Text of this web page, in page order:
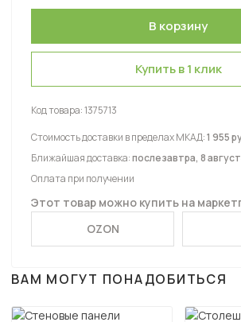
Купить в 1 клик
Код товара:1375713
Стоимость доставки в пределах МКАД:1 955
Ближайшая доставка:послезавтра, 8
Оплата при получении
Этот товар можно купить на
OZON
ВАМ МОГУТ ПОНАДОБИТЬСЯ